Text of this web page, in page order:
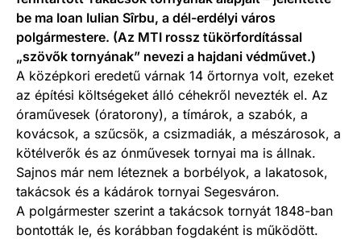
be ma Ioan Iulian Sîrbu, a dél-erdélyi város
polgármestere. (Az MTI rossz tükörfordítással
„szövők tornyának” nevezi a hajdani védművet.)
A középkori eredetű várnak 14 őrtornya volt, ezeket
az építési költségeket álló céhekről nevezték el. Az
óraművesek (óratorony), a tímárok, a szabók, a
kovácsok, a szűcsök, a csizmadiák, a mészárosok, a
kötélverők és az ónművesek tornyai ma is állnak.
Sajnos már nem léteznek a borbélyok, a lakatosok,
takácsok és a kádárok tornyai Segesváron.
A polgármester szerint a takácsok tornyát 1848-ban
bontották le, és korábban fogdaként is működött.